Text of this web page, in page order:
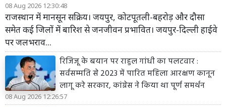
08 Aug 2026 12:30:48
राजस्थान में मानसून सक्रिय। जयपुर, कोटपूतली-बहरोड़ और दौसा
समेत कई जिलों में बारिश से जनजीवन प्रभावित। जयपुर-दिल्ली हाईवे
पर जलभराव...
रिजिजू के बयान पर राहुल गांधी का पलटवार :
सर्वसम्मति से 2023 में पारित महिला आरक्षण कानून
लागू करे सरकार, कांग्रेस ने किया था पूर्ण समर्थन
08 Aug 2026 12:26:57